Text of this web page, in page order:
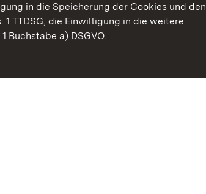
in die Speicherung der Cookies und den
TTDSG, die Einwilligung in die weitere
Buchstabe a) DSGVO.